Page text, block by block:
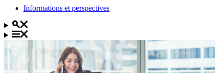
Informations et perspectives